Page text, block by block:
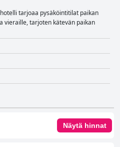
tarjoaa pysäköintitilat paikan
vieraille, tarjoten kätevän paikan
Näytä hinnat